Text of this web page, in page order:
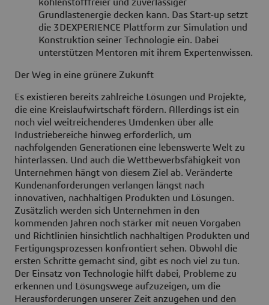
kohlenstofffreier und zuverlässiger
Grundlastenergie decken kann. Das Start-up setzt
die 3DEXPERIENCE Plattform zur Simulation und
Konstruktion seiner Technologie ein. Dabei
unterstützen Mentoren mit ihrem Expertenwissen.
Der Weg in eine grünere Zukunft
Es existieren bereits zahlreiche Lösungen und Projekte,
die eine Kreislaufwirtschaft fördern. Allerdings ist ein
noch viel weitreichenderes Umdenken über alle
Industriebereiche hinweg erforderlich, um
nachfolgenden Generationen eine lebenswerte Welt zu
hinterlassen. Und auch die Wettbewerbsfähigkeit von
Unternehmen hängt von diesem Ziel ab. Veränderte
Kundenanforderungen verlangen längst nach
innovativen, nachhaltigen Produkten und Lösungen.
Zusätzlich werden sich Unternehmen in den
kommenden Jahren noch stärker mit neuen Vorgaben
und Richtlinien hinsichtlich nachhaltigen Produkten und
Fertigungsprozessen konfrontiert sehen. Obwohl die
ersten Schritte gemacht sind, gibt es noch viel zu tun.
Der Einsatz von Technologie hilft dabei, Probleme zu
erkennen und Lösungswege aufzuzeigen, um die
Herausforderungen unserer Zeit anzugehen und den